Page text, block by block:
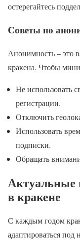
остерегайтесь
Советы по
Анонимность – это
кракена. Чтобы
Не использовать
регистрации.
Отключить
Использовать
подписки.
Обращать
Актуальные
в кракене
С каждым годом
адаптироваться